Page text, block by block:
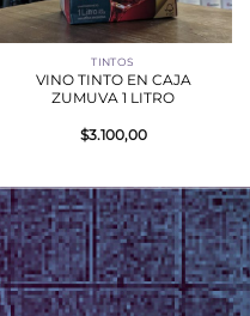
TINTOS
VINO TINTO EN CAJA
ZUMUVA 1 LITRO
$3.100,00